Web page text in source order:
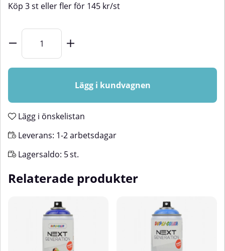
Köp 3 st eller fler för 145 kr/st
Lägg i kundvagnen
Lägg i önskelistan
Leverans: 1-2 arbetsdagar
Lagersaldo: 5st.
Relaterade produkter